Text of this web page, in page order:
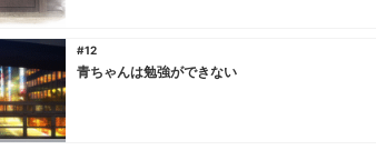
#12
青ちゃんは勉強ができない